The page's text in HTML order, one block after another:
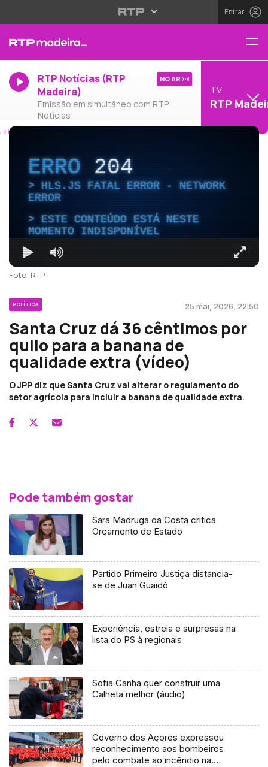
Entrar
RTP Notícias (RTP
Madeira)
Emissão em simultâneo com RTP
Notícias
NO AR
TV
RTP
ERRO204
HLS.JS FATAL ERROR - NETWORK
ERROR
ESTE CONTEÚDO ESTÁ NESTE
MOMENTO INDISPONÍVEL
Foto: RTP
POLÍTICA 25 mai, 2026, 22:50
Santa Cruz dá 36 cêntimos por
quilo para a banana de
qualidade extra (vídeo)
O JPP diz que Santa Cruz vai alterar o regulamento do
setor agrícola para incluir a banana de qualidade extra.
Pode também gostar
Sara Madruga da Costa critica
Orçamento de Estado
Partido Primeiro Justiça distancia-
se de Juan Guaidó
Experiência, estreia e surpresas na
lista do PS à regionais
Sofia Canha quer construir uma
Calheta melhor (áudio)
Governo dos Açores expressou
reconhecimento aos bombeiros
pelo combate ao incêndio na